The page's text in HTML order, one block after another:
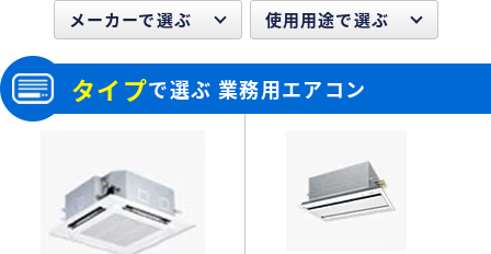
メーカーで選ぶ 使用用途で選ぶ
タイプで選ぶ 業務用エアコン